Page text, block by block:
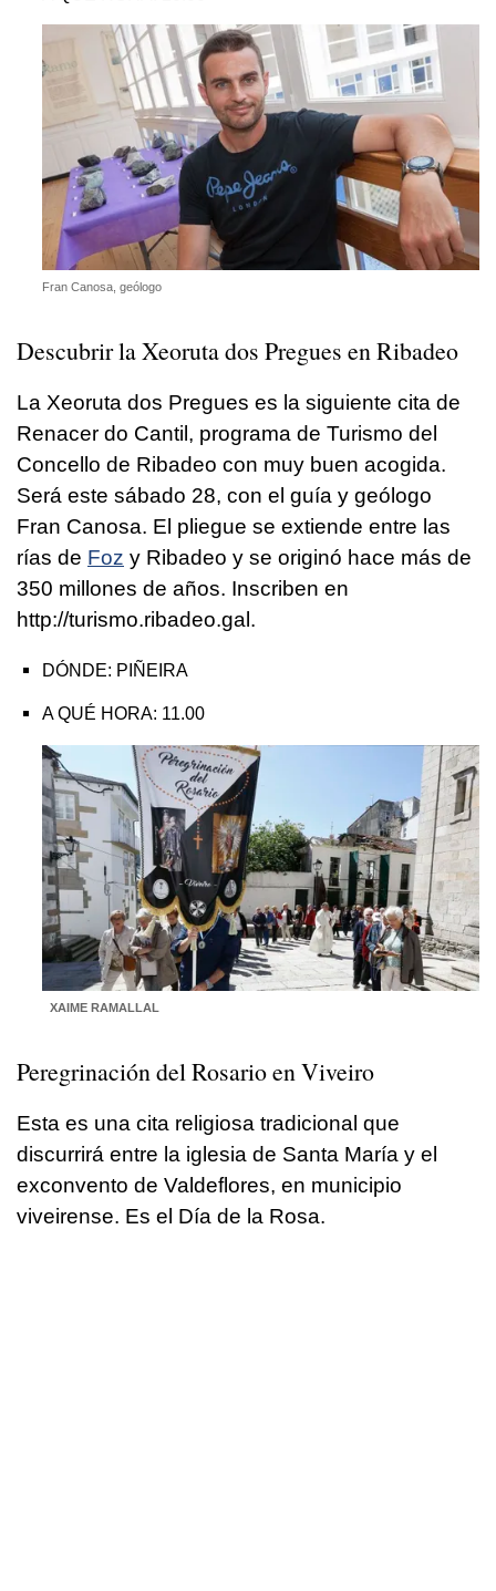
Fran Canosa, geólogo
Descubrir la Xeoruta dos Pregues enRibadeo
La Xeoruta dos Pregues es la siguiente cita de
Renacer do Cantil, programa de Turismo del
Concello de Ribadeo con muy buen acogida.
Será este sábado 28, con el guía y geólogo
Fran Canosa. El pliegue se extiende entre las
rías de Foz y Ribadeo y se originó hace más de
350 millones de años. Inscriben en
http://turismo.ribadeo.gal.
DÓNDE: PIÑEIRA
A QUÉ HORA: 11.00
XAIME RAMALLAL
Peregrinación del Rosario en Viveiro
Esta es una cita religiosa tradicional que
discurrirá entre la iglesia de Santa María y el
exconvento de Valdeflores, en municipio
viveirense. Es el Día de la Rosa.